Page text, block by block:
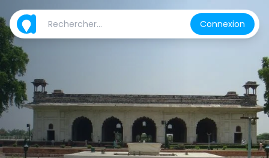
Connexion